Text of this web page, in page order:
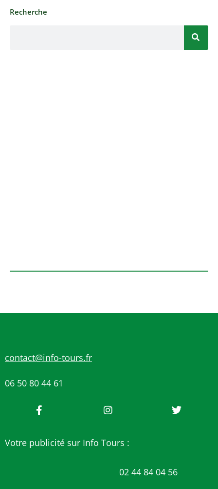
Recherche
contact@info-tours.fr
06 50 80 44 61
Votre publicité sur Info Tours :
02 44 84 04 56